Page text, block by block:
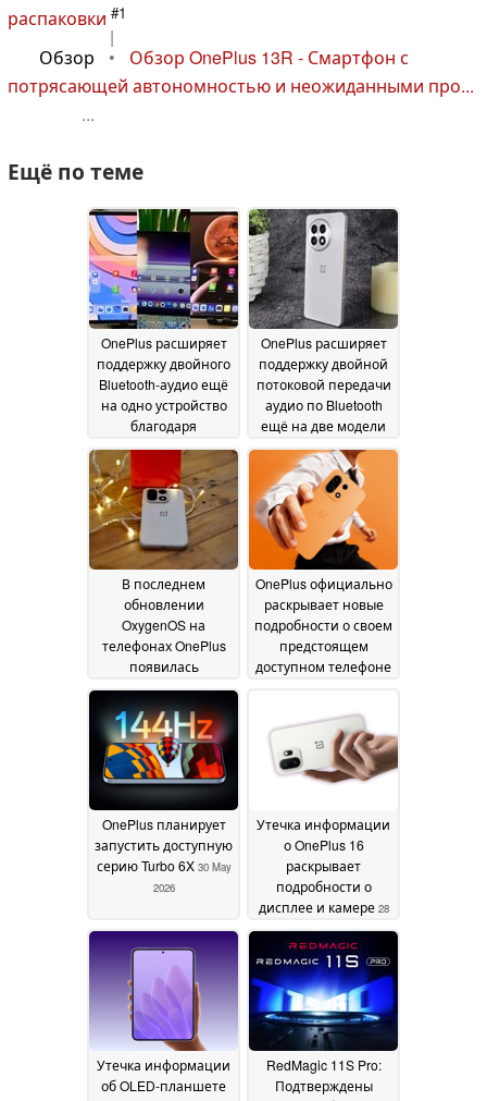
распаковки #1
|
Обзор
•
Обзор OnePlus 13R - Смартфон с
потрясающей автономностью и неожиданными про...
...
Ещё по теме
OnePlus расширяет
поддержку двойного
Bluetooth-аудио ещё
на одно устройство
благодаря
последнему
обновлению
OxygenOS23 July 2026
OnePlus расширяет
поддержку двойной
потоковой передачи
аудио по Bluetooth
ещё на две модели
смартфонов
благодаря новому
обновлению
OxygenOS
26 June 2026
В последнем
обновлении
OxygenOS на
телефонах OnePlus
появилась
возможность
двойной потоковой
передачи аудио по
Bluetooth20 June 2026
OnePlus официально
раскрывает новые
подробности о своем
предстоящем
доступном телефоне
OnePlus планирует
запустить доступную
серию Turbo 6X 30 May
2026
Утечка информации
о OnePlus 16
раскрывает
подробности о
дисплее и камере 28
May 2026
Утечка информации
об OLED-планшете
RedMagic 11S Pro:
Подтверждены